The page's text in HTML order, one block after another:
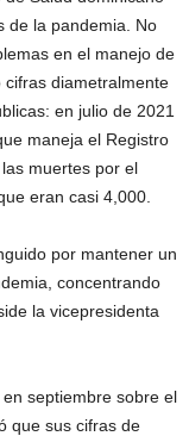
de la pandemia. No
en el manejo de
diametralmente
en julio de 2021
maneja el Registro
muertes por el
eran casi 4,000.
por mantener un
concentrando
la vicepresidenta
septiembre sobre el
que sus cifras de